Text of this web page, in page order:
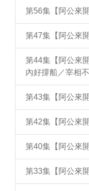
第56集【阿公來
第47集【阿公來
第44集【阿公來
內好撐船／宰相
第43集【阿公來
第42集【阿公來
第40集【阿公來
第33集【阿公來